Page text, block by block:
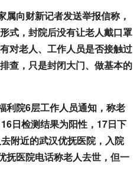
向财新记者发送举报信称，
式，封院后没有让老人戴口罩
对老人、工作人员是否接触过
查，只是封闭大门、做基本的
院6层工作人员通知，称老
日检测结果为阳性，17日下
附近的武汉优抚医院，入院
抚医院电话称老人去世，但一